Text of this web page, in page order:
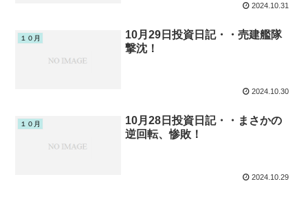
2024.10.31
１０月
10月29日投資日記・・売建艦隊
撃沈！
2024.10.30
１０月
10月28日投資日記・・まさかの
逆回転、惨敗！
2024.10.29